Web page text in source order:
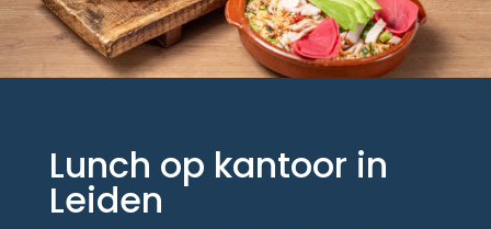
Lunch op kantoor in
Leiden